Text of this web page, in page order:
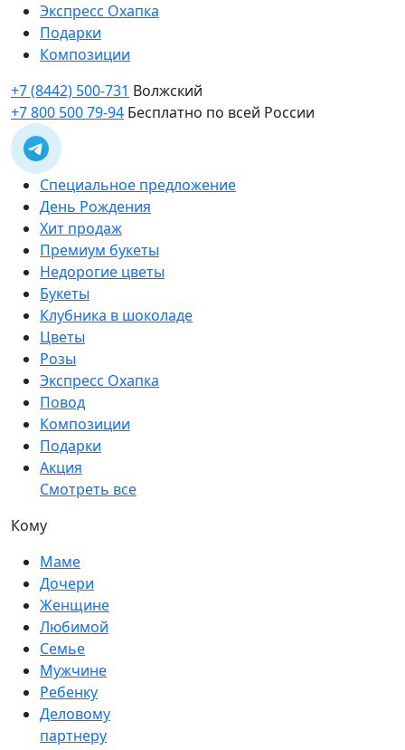
Экспресс Охапка
Подарки
Композиции
+7 (8442) 500-731 Волжский
+7 800 500 79-94 Бесплатно по всей России
Специальное предложение
День Рождения
Хит продаж
Премиум букеты
Недорогие цветы
Букеты
Клубника в шоколаде
Цветы
Розы
Экспресс Охапка
Повод
Композиции
Подарки
Акция
Смотреть все
Кому
Маме
Дочери
Женщине
Любимой
Семье
Мужчине
Ребенку
Деловому
партнеру